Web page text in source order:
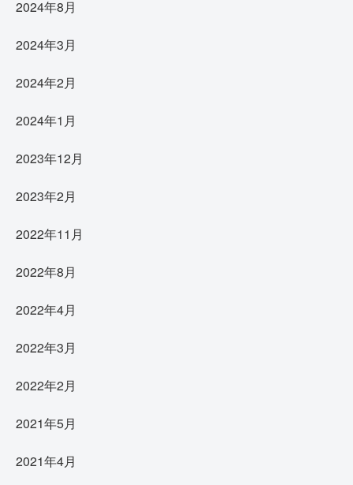
2024年8月
2024年3月
2024年2月
2024年1月
2023年12月
2023年2月
2022年11月
2022年8月
2022年4月
2022年3月
2022年2月
2021年5月
2021年4月